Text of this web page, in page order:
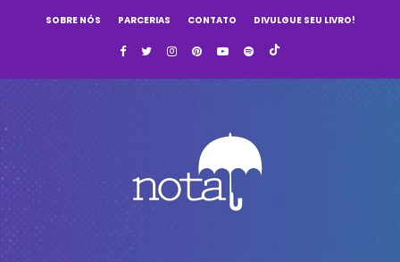
SOBRE NÓS PARCERIAS CONTATO DIVULGUE SEU LIVRO!